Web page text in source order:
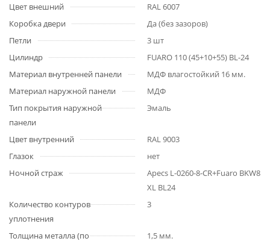
Цвет внешний
RAL 6007
Коробка двери
Да (без зазоров)
Петли
3 шт
Цилиндр
FUARO 110 (45+10+55) BL-24
Материал внутренней панели
МДФ влагостойкий 16 мм.
Материал наружной панели
МДФ
Тип покрытия наружной
панели
Эмаль
Цвет внутренний
RAL 9003
Глазок
нет
Ночной страж
Apecs L-0260-8-CR+Fuaro BKW8
XL BL24
Количество контуров
уплотнения
3
Толщина металла (по
1,5 мм.